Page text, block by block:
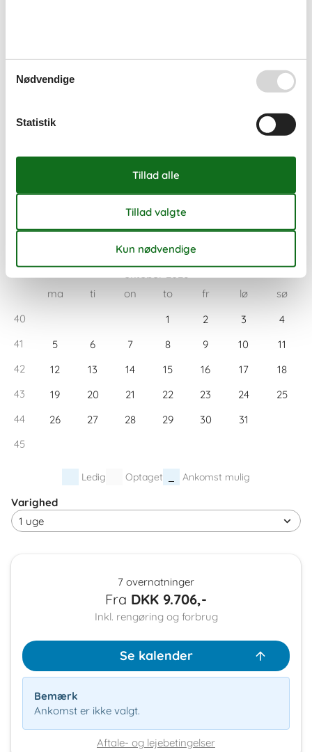
36
37
7 8 9 10 11 12
13
16 17
40
28 29
30
oktober 2026
ma
ti on to fr lø
sø
40
1 2 3
4
41
5 6 7 8 9 10
11
42
12 13 14 15 16 17
18
43
19 20 21 22 23 24
25
44
26 27 28 29 30
31
45
Ledig Optaget Ankomst mulig
Varighed
7 overnatninger
Fra DKK 9.706,-
Inkl. rengøring og forbrug
Se kalender
Bemærk
Ankomst er ikke valgt.
Aftale- og lejebetingelser
Nødvendige
Statistik